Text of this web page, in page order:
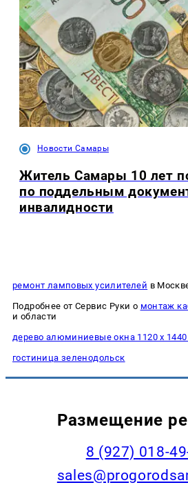
Новости Самары
Житель Самары 10 лет
по поддельным
инвалидности
ремонт ламповых усилителей в
Подробнее от Сервис Руки о монтаж
и области
дерево алюминиевые окна 1120 х 1440
гостиница зеленодольск
Размещение
8 (927) 018-